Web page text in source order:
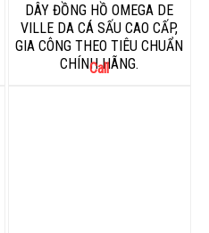
DÂY ĐỒNG HỒ OMEGA DE
VILLE DA CÁ SẤU CAO CẤP,
GIA CÔNG THEO TIÊU CHUẨN
CHÍNH HÃNG.
Call